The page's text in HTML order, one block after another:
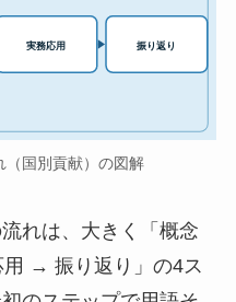
実務応用 振り返り
（国別貢献）の図解
れは、大きく「概念
→ 振り返り」の4ス